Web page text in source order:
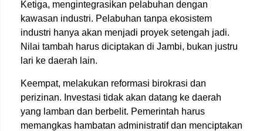
Ketiga, mengintegrasikan pelabuhan dengan
kawasan industri. Pelabuhan tanpa ekosistem
industri hanya akan menjadi proyek setengah jadi.
Nilai tambah harus diciptakan di Jambi, bukan justru
lari ke daerah lain.
Keempat, melakukan reformasi birokrasi dan
perizinan. Investasi tidak akan datang ke daerah
yang lamban dan berbelit. Pemerintah harus
memangkas hambatan administratif dan menciptakan